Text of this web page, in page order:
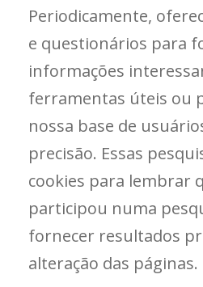
Periodicamente,
e questionários para
informações
ferramentas úteis ou
nossa base de
precisão. Essas
cookies para lembrar
participou numa
fornecer resultados
alteração das páginas.